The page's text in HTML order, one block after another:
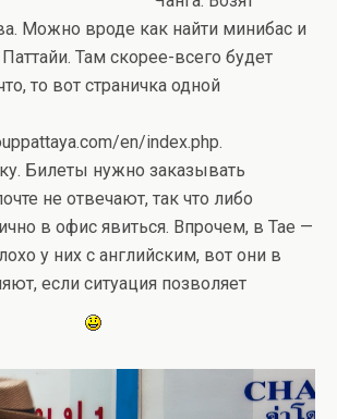
Можно вроде как найти минибас и
Там скорее-всего будет
то вот страничка одной
en/index.php.
Билеты нужно заказывать
не отвечают, так что либо
в офис явиться. Впрочем, в Тае —
у них с английским, вот они в
если ситуация позволяет